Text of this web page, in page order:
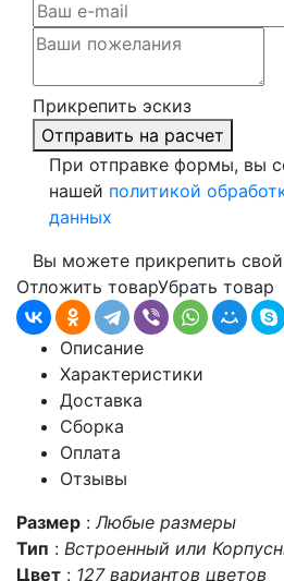
Прикрепить эскиз
Отправить на расчет
При отправке формы, вы
нашей политикой
данных
Вы можете прикрепить
Отложить товарУбрать товар
Описание
Характеристики
Доставка
Сборка
Оплата
Отзывы
Размер :Любые размеры
Тип : Встроенный или
Цвет : 127 вариантов цветов